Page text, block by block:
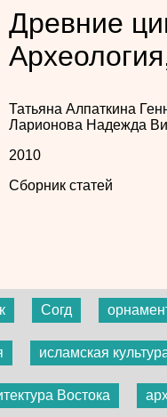
Древние
Татьяна Алпаткина
Ларионова Надежда
2010
Сборник статей
Согд
исламская
Востока